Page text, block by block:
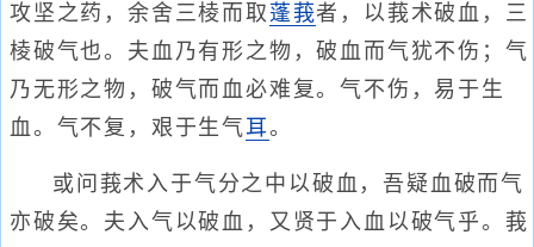
攻坚之药，余舍三棱而取 蓬莪者，以莪术破血，三
棱破气也。夫血乃有形之物，破血而气犹不伤；气
乃无形之物，破气而血必难复。气不伤，易于生
血。气不复，艰于生气耳。
或问莪术入于气分之中以破血，吾疑血破而气
亦破矣。夫入气以破血，又贤于入血以破气乎。莪